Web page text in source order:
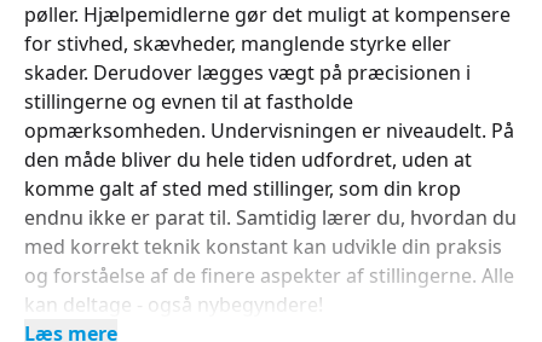
pøller. Hjælpemidlerne gør det muligt at kompensere
for stivhed, skævheder, manglende styrke eller
skader. Derudover lægges vægt på præcisionen i
stillingerne og evnen til at fastholde
opmærksomheden. Undervisningen er niveaudelt. På
den måde bliver du hele tiden udfordret, uden at
komme galt af sted med stillinger, som din krop
endnu ikke er parat til. Samtidig lærer du, hvordan du
med korrekt teknik konstant kan udvikle din praksis
og forståelse af de finere aspekter af stillingerne. Alle
kan deltage - også nybegyndere!
Læs mere